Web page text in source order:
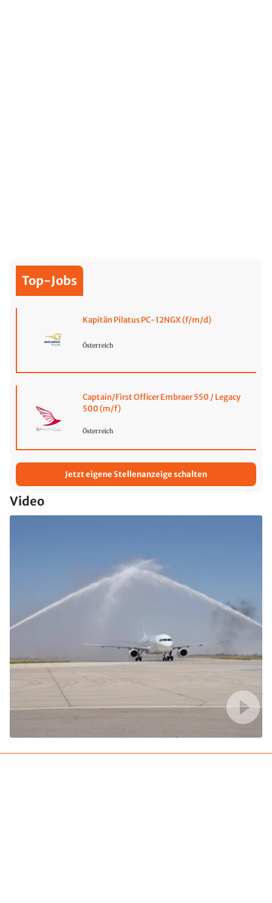
Top-Jobs
Kapitän Pilatus PC-12NGX (f/m/d)
Österreich
Captain/First Officer Embraer 550 / Legacy
500 (m/f)
Österreich
Jetzt eigene Stellenanzeige schalten
Video